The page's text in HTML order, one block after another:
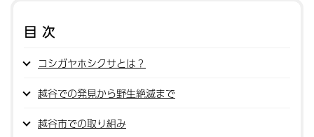
目次
コシガヤホシクサとは？
越谷での発見から野生絶滅まで
越谷市での取り組み